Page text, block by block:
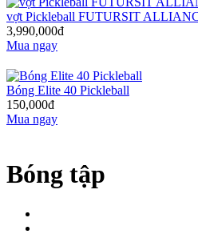
vợt Pickleball FUTURSIT
3,990,000đ
Mua ngay
Bóng Elite 40 Pickleball
150,000đ
Mua ngay
Bóng tập